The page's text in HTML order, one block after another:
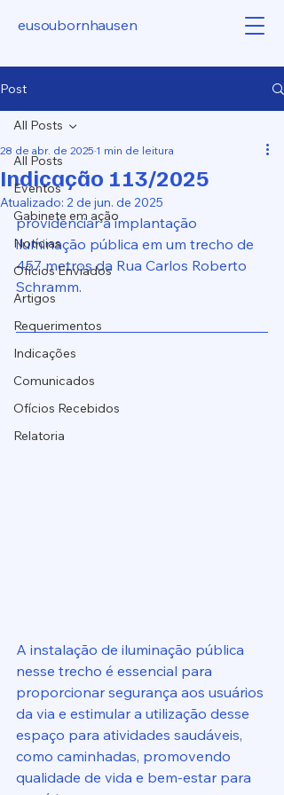
eusoubornhausen
Post
All Posts
Eventos
Gabinete em ação
Notícias
Ofícios Enviados
Artigos
Requerimentos
Indicações
Comunicados
Ofícios Recebidos
Relatoria
All Posts
Indicação 113/2025
28 de abr. de 2025 1 min de leitura
Atualizado: 2 de jun. de 2025
providenciar a implantação
iluminação pública em um trecho de
457 metros da Rua Carlos Roberto
Schramm.
A instalação de iluminação pública
nesse trecho é essencial para
proporcionar segurança aos usuários
da via e estimular a utilização desse
espaço para atividades saudáveis,
como caminhadas, promovendo
qualidade de vida e bem-estar para